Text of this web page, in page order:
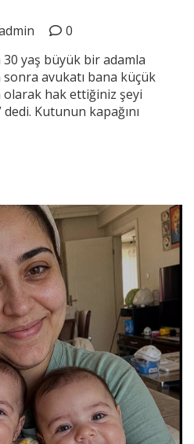
0
yaş büyük bir adamla
avukatı bana küçük
olarak hak ettiğiniz şeyi
dedi. Kutunun kapağını